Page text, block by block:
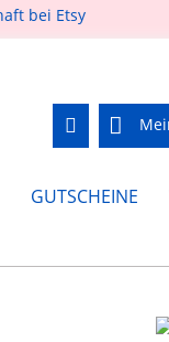
GUTSCHEINE